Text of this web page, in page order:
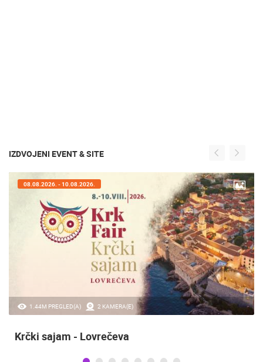
IZDVOJENI EVENT & SITE
1.44M PREGLED(A) 2 KAMERA(E)
08.08.2026. - 10.08.2026.
Krčki sajam - Lovrečeva